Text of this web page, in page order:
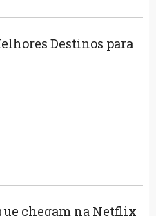
Destinos para
chegam na Netflix